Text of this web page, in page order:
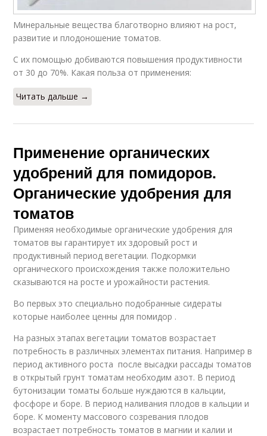
Минеральные вещества благотворно влияют на рост,
развитие и плодоношение томатов.
С их помощью добиваются повышения продуктивности
от 30 до 70%. Какая польза от применения:
Читать дальше →
Применение органических
удобрений для помидоров.
Органические удобрения для
томатов
Применяя необходимые органические удобрения для
томатов вы гарантирует их здоровый рост и
продуктивный период вегетации. Подкормки
органического происхождения также положительно
сказываются на росте и урожайности растения.
Во первых это специально подобранные сидераты
которые наиболее ценны для помидор .
На разных этапах вегетации томатов возрастает
потребность в различных элементах питания. Например в
период активного роста после высадки рассады томатов
в открытый грунт томатам необходим азот. В период
бутонизации томаты больше нуждаются в кальции,
фосфоре и боре. В период наливания плодов в кальции и
боре. К моменту массового созревания плодов
возрастает потребность томатов в магнии и калии и